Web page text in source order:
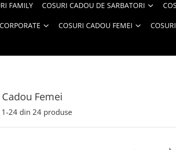
FAMILY COSURI CADOU DE SARBATORI
COSURI CADOU FEMEI
Femei
1-24 din 24 produse